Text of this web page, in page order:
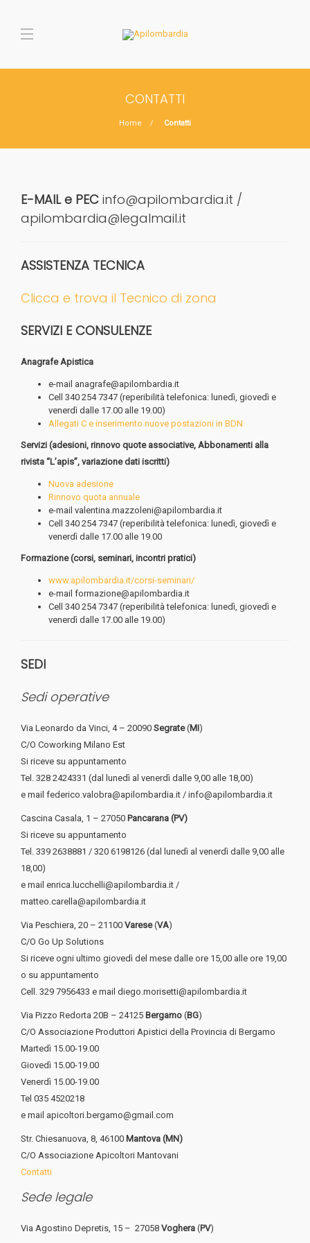
CONTATTI
Home Contatti
E-MAIL e PEC info@apilombardia.it /
apilombardia@legalmail.it
ASSISTENZA TECNICA
Clicca e trova il Tecnico di zona
SERVIZI E CONSULENZE
Anagrafe Apistica
e-mail anagrafe@apilombardia.it
Cell 340 254 7347 (reperibilità telefonica: lunedì, giovedì e
venerdì dalle 17.00 alle 19.00)
Allegati C e inserimento nuove postazioni in BDN
Servizi (adesioni, rinnovo quote associative, Abbonamenti alla
rivista “L’apis”, variazione dati iscritti)
Nuova adesione
Rinnovo quota annuale
e-mail valentina.mazzoleni@apilombardia.it
Cell 340 254 7347 (reperibilità telefonica: lunedì, giovedì e
venerdì dalle 17.00 alle 19.00
Formazione (corsi, seminari, incontri pratici)
www.apilombardia.it/corsi-seminari/
e-mail formazione@apilombardia.it
Cell 340 254 7347 (reperibilità telefonica: lunedì, giovedì e
venerdì dalle 17.00 alle 19.00)
SEDI
Sedi operative
Via Leonardo da Vinci, 4 – 20090 Segrate(MI)
C/O Coworking Milano Est
Si riceve su appuntamento
Tel. 328 2424331 (dal lunedì al venerdì dalle 9,00 alle 18,00)
e mail federico.valobra@apilombardia.it / info@apilombardia.it
Cascina Casala, 1 – 27050 Pancarana (PV)
Si riceve su appuntamento
Tel. 339 2638881 / 320 6198126 (dal lunedì al venerdì dalle 9,00 alle
18,00)
e mail enrica.lucchelli@apilombardia.it /
matteo.carella@apilombardia.it
Via Peschiera, 20 – 21100 Varese(VA)
C/O Go Up Solutions
Si riceve ogni ultimo giovedì del mese dalle ore 15,00 alle ore 19,00
o su appuntamento
Cell. 329 7956433 e mail diego.morisetti@apilombardia.it
Via Pizzo Redorta 20B – 24125 Bergamo (BG)
C/O Associazione Produttori Apistici della Provincia di Bergamo
Martedì 15.00-19.00
Giovedì 15.00-19.00
Venerdì 15.00-19.00
Tel 035 4520218
e mail apicoltori.bergamo@gmail.com
Str. Chiesanuova, 8, 46100 Mantova (MN)
C/O Associazione Apicoltori Mantovani
Contatti
Sede legale
Via Agostino Depretis, 15 – 27058 Voghera (PV)